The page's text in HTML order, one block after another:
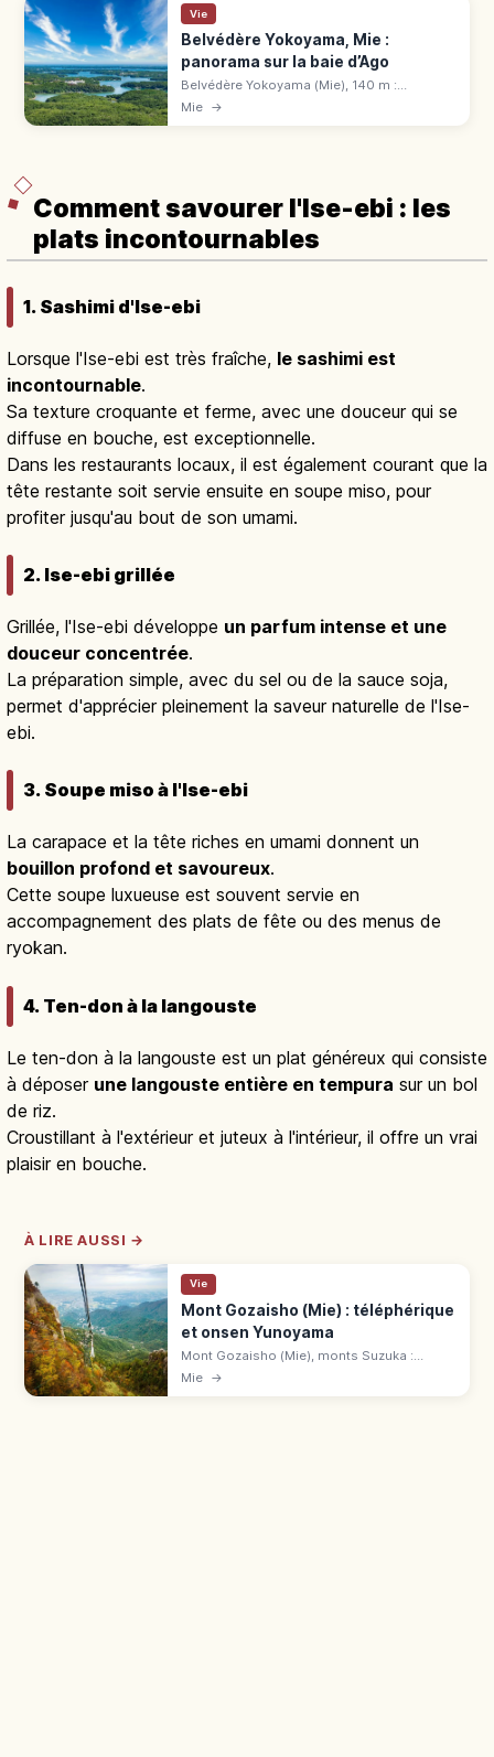
Vie
Belvédère Yokoyama, Mie :
panorama sur la baie d’Ago
Belvédère Yokoyama (Mie), 140 m :
panorama de rêve sur la baie d'Ago. Tenkū
Mie →
Comment savourer l'Ise-ebi : les
plats incontournables
1. Sashimi d'Ise-ebi
Lorsque l'Ise-ebi est très fraîche, le sashimi est
incontournable.
Sa texture croquante et ferme, avec une douceur qui se
diffuse en bouche, est exceptionnelle.
Dans les restaurants locaux, il est également courant que la
tête restante soit servie ensuite en soupe miso, pour
profiter jusqu'au bout de son umami.
2. Ise-ebi grillée
Grillée, l'Ise-ebi développe un parfum intense et une
douceur concentrée.
La préparation simple, avec du sel ou de la sauce soja,
permet d'apprécier pleinement la saveur naturelle de l'Ise-
ebi.
3. Soupe miso à l'Ise-ebi
La carapace et la tête riches en umami donnent un
bouillon profond et savoureux.
Cette soupe luxueuse est souvent servie en
accompagnement des plats de fête ou des menus de
ryokan.
4. Ten-don à la langouste
Le ten-don à la langouste est un plat généreux qui consiste
à déposer une langouste entière en tempura sur un bol
de riz.
Croustillant à l'extérieur et juteux à l'intérieur, il offre un vrai
plaisir en bouche.
À LIRE AUSSI →
Vie
Mont Gozaisho (Mie) : téléphérique
et onsen Yunoyama
Mont Gozaisho (Mie), monts Suzuka :
panoramas 4 saisons, sentiers, onsen
Mie →